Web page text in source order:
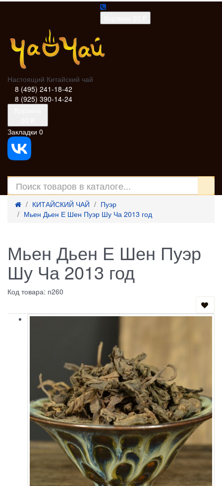
Настоящий Китайский чай
8 (495) 241-18-42
8 (925) 390-14-24
Закладки 0
КИТАЙСКИЙ ЧАЙ
Пуэр
Мьен Дьен Е Шен Пуэр Шу Ча 2013 год
Мьен Дьен Е Шен Пуэр
Шу Ча 2013 год
Код товара: п260